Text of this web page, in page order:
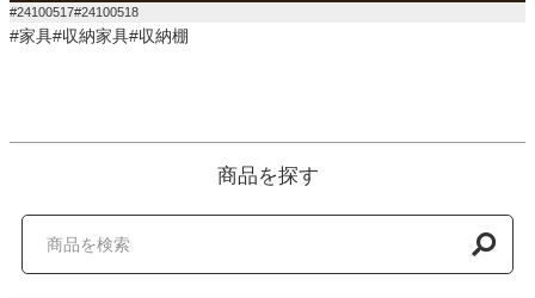
#24100517#24100518
#家具#収納家具#収納棚
商品を探す